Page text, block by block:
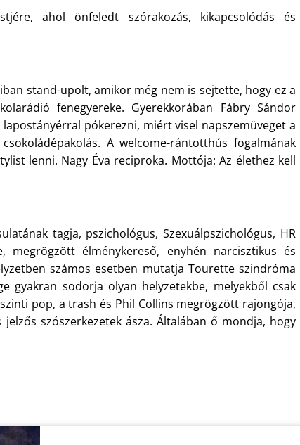
ahol önfeledt szórakozás, kikapcsolódás és
stand-upolt, amikor még nem is sejtette, hogy ez a
fenegyereke. Gyerekkorában Fábry Sándor
pókerezni, miért visel napszemüveget a
A welcome-rántotthús fogalmának
lenni. Nagy Éva reciproka. Mottója: Az élethez kell
tagja, pszichológus, Szexuálpszichológus, HR
megrögzött élménykereső, enyhén narcisztikus és
számos esetben mutatja Tourette szindróma
gyakran sodorja olyan helyzetekbe, melyekből csak
pop, a trash és Phil Collins megrögzött rajongója,
szószerkezetek ásza. Általában ő mondja, hogy